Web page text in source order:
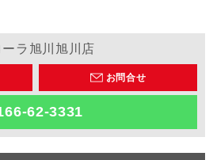
ーラ旭川旭川店
お問合せ
62-3331